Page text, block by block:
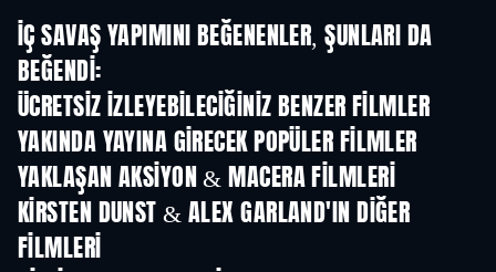
İÇ SAVAŞ YAPIMINI BEĞENENLER, ŞUNLARI DA
BEĞENDI:
ÜCRETSIZ IZLEYEBILECIĞINIZ BENZER FILMLER
YAKINDA YAYINA GIRECEK POPÜLER FILMLER
YAKLAŞAN AKSIYON & MACERA FILMLERI
KIRSTEN DUNST & ALEX GARLAND'IN DIĞER
FILMLERI